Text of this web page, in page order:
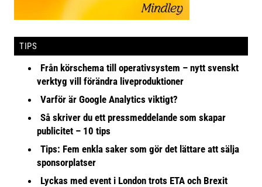
TIPS
Från körschema till operativsystem – nytt svenskt
verktyg vill förändra liveproduktioner
Varför är Google Analytics viktigt?
Så skriver du ett pressmeddelande som skapar
publicitet – 10 tips
Tips: Fem enkla saker som gör det lättare att sälja
sponsorplatser
Lyckas med event i London trots ETA och Brexit